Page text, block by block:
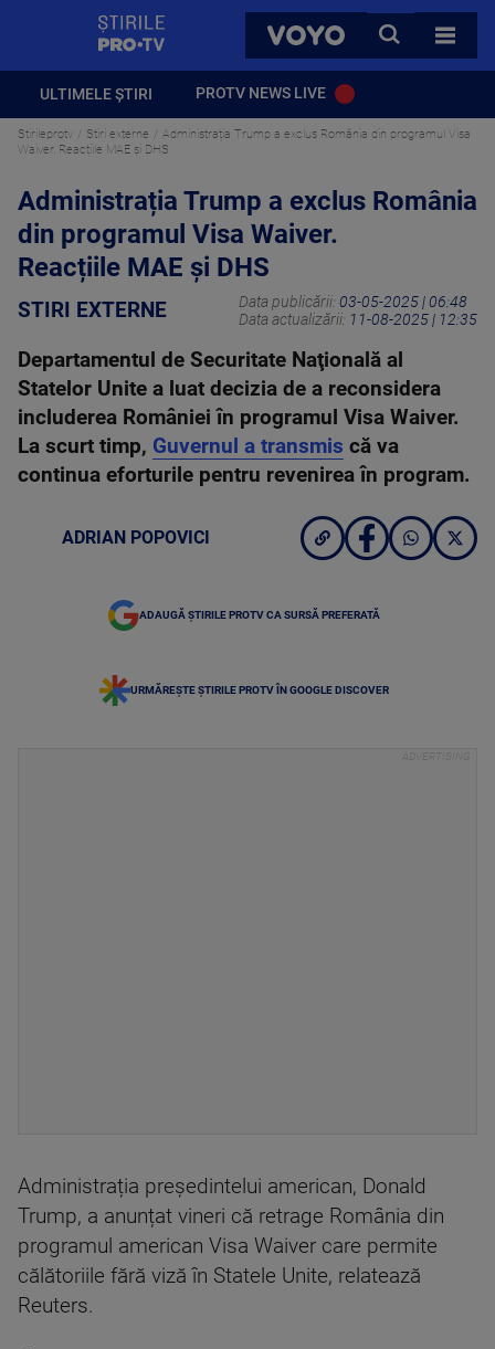
VOYO
CAUTA
TOATE
ULTIMELE ȘTIRI PROTV NEWS LIVE
Stirileprotv Stiri externe
Administrația Trump a exclus România din programul Visa
Waiver. Reacțiile MAE și DHS
Administrația Trump a exclus România
din programul Visa Waiver.
Reacțiile MAE și DHS
STIRI EXTERNE Data publicării: 03-05-2025 | 06:48
Data actualizării: 11-08-2025 | 12:35
Departamentul de Securitate Naţională al
Statelor Unite a luat decizia de a reconsidera
includerea României în programul Visa Waiver.
La scurt timp, Guvernul a transmis că va
continua eforturile pentru revenirea în program.
ADRIAN POPOVICI
ADAUGĂ ȘTIRILE PROTV CA SURSĂ PREFERATĂ
URMĂREȘTE ȘTIRILE PROTV ÎN GOOGLE DISCOVER
Administrația președintelui american, Donald
Trump, a anunțat vineri că retrage România din
programul american Visa Waiver care permite
călătoriile fără viză în Statele Unite, relatează
Reuters.